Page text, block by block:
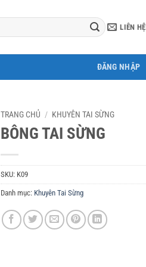
LIÊN HỆ
ĐĂNG NHẬP
TRANG CHỦ / KHUYÊN TAI SỪNG
BÔNG TAI SỪNG
SKU: K09
Danh mục: Khuyên Tai Sừng